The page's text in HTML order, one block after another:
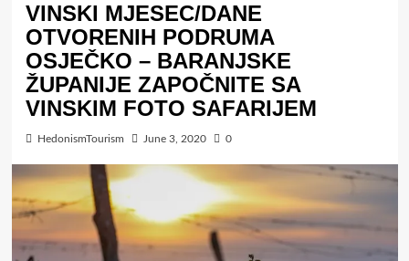
VINSKI MJESEC/DANE
OTVORENIH PODRUMA
OSJEČKO – BARANJSKE
ŽUPANIJE ZAPOČNITE SA
VINSKIM FOTO SAFARIJEM
HedonismTourism June 3, 2020 0